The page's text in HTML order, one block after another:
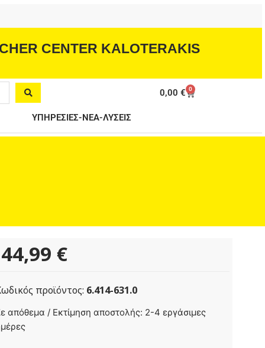
CENTER KALOTERAKIS
0,00€ 0
Cart
ΥΠΗΡΕΣΙΕΣ-ΝΕΑ-ΛΥΣΕΙΣ
44,99€
προϊόντος: 6.414-631.0
απόθεμα / Εκτίμηση αποστολής: 2-4 εργάσιμες